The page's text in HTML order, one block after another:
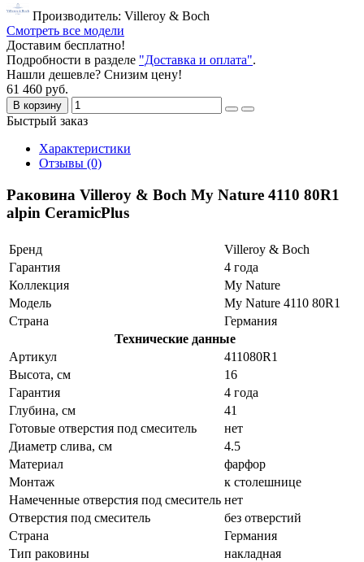
Производитель: Villeroy & Boch
Смотреть все модели
Доставим бесплатно!
Подробности в разделе "Доставка и оплата".
Нашли дешевле? Снизим цену!
61 460 руб.
В корзину
Быстрый заказ
Характеристики
Отзывы (0)
Раковина Villeroy & Boch My Nature 4110 80R1
alpin CeramicPlus
Бренд
Villeroy & Boch
Гарантия
4 года
Коллекция
My Nature
Модель
My Nature 4110 80R1
Страна
Германия
Технические данные
Артикул
411080R1
Высота, см
16
Гарантия
4 года
Глубина, см
41
Готовые отверстия под смеситель
нет
Диаметр слива, см
4.5
Материал
фарфор
Монтаж
к столешнице
Намеченные отверстия под смеситель нет
Отверстия под смеситель
без отверстий
Страна
Германия
Тип раковины
накладная